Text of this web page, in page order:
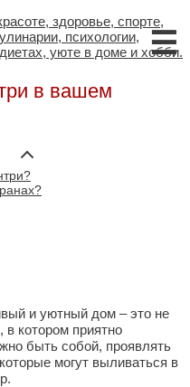
☰
в вашем
и уютный дом – это не
в котором приятно
быть собой, проявлять
могут выливаться в